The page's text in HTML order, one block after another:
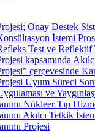
Onay Destek
İstemi
Test ve
kapsamında
çerçevesinde
Uyum Süreci
ve
Nükleer Tıp
Akılcı Tetkik
Projesi